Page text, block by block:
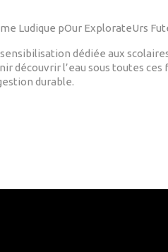
Ludique pOur ExplorateUrs
dédiée aux
découvrir l’eau sous toutes
durable.